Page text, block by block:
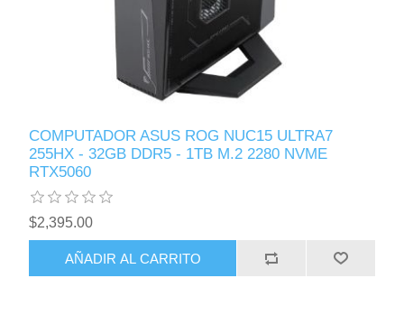
COMPUTADOR ASUS ROG NUC15 ULTRA7
255HX - 32GB DDR5 - 1TB M.2 2280 NVME
RTX5060
$2,395.00
AÑADIR AL CARRITO